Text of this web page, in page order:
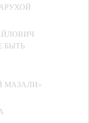
БЫТЬ
МАЗАЛИ»